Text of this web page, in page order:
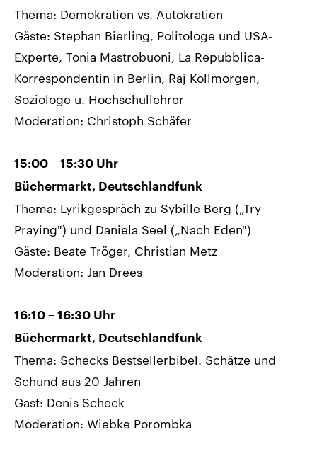
Thema: Demokratien vs. Autokratien
Gäste: Stephan Bierling, Politologe und USA-
Experte, Tonia Mastrobuoni, La Repubblica-
Korrespondentin in Berlin, Raj Kollmorgen,
Soziologe u. Hochschullehrer
Moderation: Christoph Schäfer
15:00 – 15:30 Uhr
Büchermarkt, Deutschlandfunk
Thema: Lyrikgespräch zu Sybille Berg („Try
Praying") und Daniela Seel („Nach Eden")
Gäste: Beate Tröger, Christian Metz
Moderation: Jan Drees
16:10 – 16:30 Uhr
Büchermarkt, Deutschlandfunk
Thema: Schecks Bestsellerbibel. Schätze und
Schund aus 20 Jahren
Gast: Denis Scheck
Moderation: Wiebke Porombka